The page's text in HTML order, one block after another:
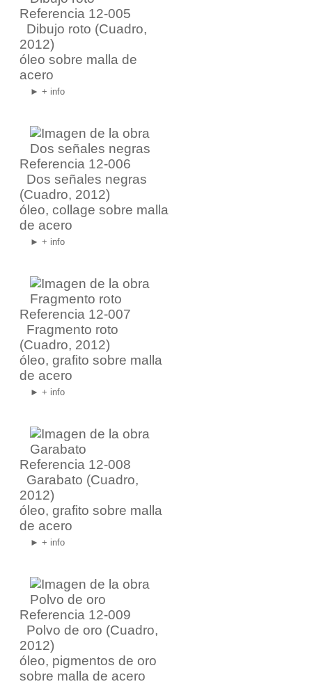
Referencia 12-005
Dibujo roto (Cuadro,
2012)
óleo sobre malla de
acero
► + info
Referencia 12-006
Dos señales negras
(Cuadro, 2012)
óleo, collage sobre malla
de acero
► + info
Referencia 12-007
Fragmento roto
(Cuadro, 2012)
óleo, grafito sobre malla
de acero
► + info
Referencia 12-008
Garabato (Cuadro,
2012)
óleo, grafito sobre malla
de acero
► + info
Referencia 12-009
Polvo de oro (Cuadro,
2012)
óleo, pigmentos de oro
sobre malla de acero